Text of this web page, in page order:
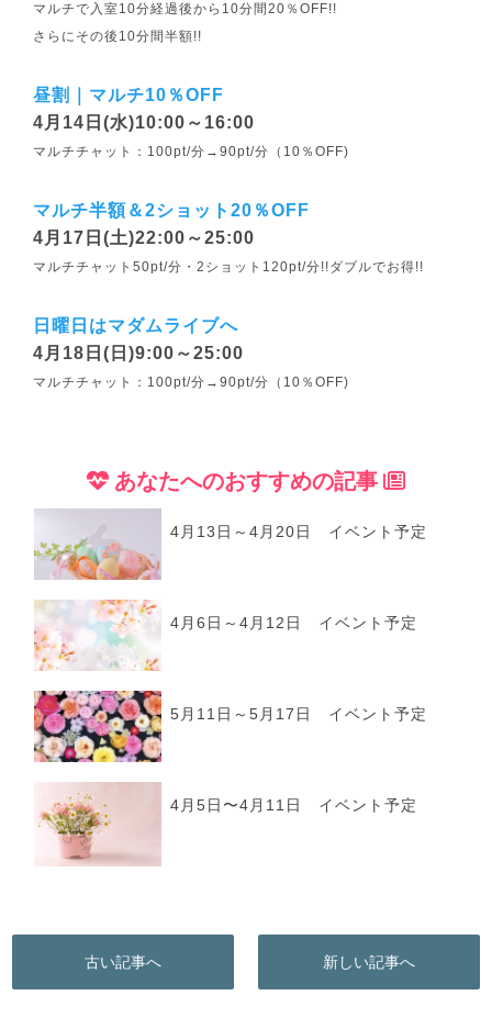
マルチで入室10分経過後から10分間20％OFF!!
さらにその後10分間半額!!
昼割｜マルチ10％OFF
4月14日(水)10:00～16:00
マルチチャット：100pt/分→90pt/分（10％OFF)
マルチ半額＆2ショット20％OFF
4月17日(土)22:00～25:00
マルチチャット50pt/分・2ショット120pt/分!!ダブルでお得!!
日曜日はマダムライブへ
4月18日(日)9:00～25:00
マルチチャット：100pt/分→90pt/分（10％OFF)
あなたへのおすすめの記事
4月13日～4月20日 イベント予定
4月6日～4月12日 イベント予定
5月11日～5月17日 イベント予定
4月5日〜4月11日 イベント予定
古い記事へ 新しい記事へ